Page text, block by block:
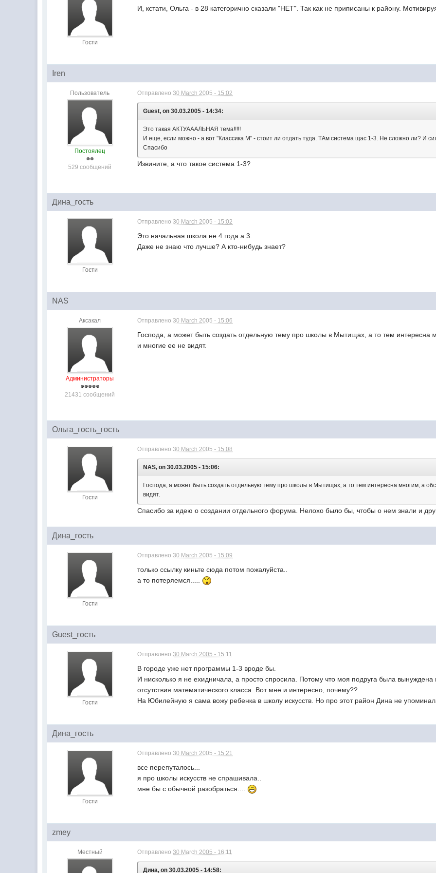
Гости
И, кстати, Ольга - в 28 категорично сказали "НЕТ". Так как не приписаны к району.
Iren
Пользователь
Постоялец
529 сообщений
Отправлено30 March 2005 - 15:02
Guest, on 30.03.2005 - 14:34:
Это такая АКТУАААЛЬНАЯ тема!!!!!
И еще, если можно - а вот "Классика М" - стоит ли отдать туда. ТАм система щас 1-3. Не сложно ли? И
Спасибо
Извините, а что такое система 1-3?
Дина_гость
Гости
Отправлено30 March 2005 - 15:02
Это начальная школа не 4 года а 3.
Даже не знаю что лучше? А кто-нибудь знает?
NAS
Аксакал
Администраторы
21431 сообщений
Отправлено30 March 2005 - 15:06
Господа, а может быть создать отдельную тему про школы в Мытищах, а то тем
и многие ее не видят.
Ольга_гость_гость
Гости
Отправлено30 March 2005 - 15:08
NAS, on 30.03.2005 - 15:06:
Господа, а может быть создать отдельную тему про школы в Мытищах, а то тем интересна многим, а
видят.
Спасибо за идею о создании отдельного форума. Нелохо было бы, чтобы о нем знали и
Дина_гость
Гости
Отправлено30 March 2005 - 15:09
только ссылку киньте сюда потом пожалуйста..
а то потеряемся.....
Guest_гость
Гости
Отправлено30 March 2005 - 15:11
В городе уже нет программы 1-3 вроде бы.
И нисколько я не ехидничала, а просто спросила. Потому что моя подруга была
отсутствия математического класса. Вот мне и интересно, почему??
На Юбилейную я сама вожу ребенка в школу искусств. Но про этот район Дина не
Дина_гость
Гости
Отправлено30 March 2005 - 15:21
все перепуталось...
я про школы искусств не спрашивала..
мне бы с обычной разобраться....
zmey
Местный Отправлено30 March 2005 - 16:11
Дина, on 30.03.2005 - 14:58: